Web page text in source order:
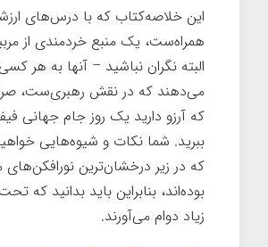
این خلاصه‌کتاب که با درس‌های
همراه‌ست، یک منبع خردمندی از
البته نگران نباشید – آنها به هر
می‌دهند که در نقش رهبری‌ست،
که آرزو دارید یک روز جام جهانی
ببرید. شما نکات و شیوه‌هایی
که در زیر درخشان‌ترین
بوده‌اند، بنابراین باید بدانید که
زیاد دوام می‌آورند.